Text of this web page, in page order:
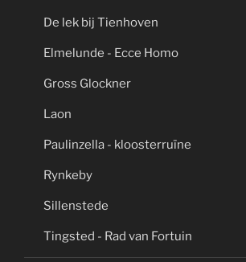
De lek bij Tienhoven
Elmelunde - Ecce Homo
Gross Glockner
Laon
Paulinzella - kloosterruïne
Rynkeby
Sillenstede
Tingsted - Rad van Fortuin